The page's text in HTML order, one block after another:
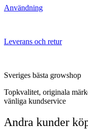
Användning
Leverans och retur
Sveriges bästa growshop
Topkvalitet, originala
vänliga kundservice
Andra kunder